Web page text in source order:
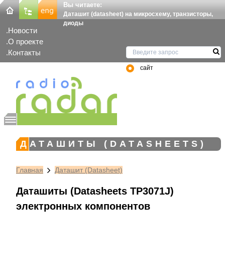
Вы читаете:
Даташит (datasheet) на микросхему, транзисторы,
диоды
Новости
О проекте
Контакты
сайт
ДАТАШИТЫ (DATASHEETS)
Главная Даташит (Datasheet)
Даташиты (Datasheets TP3071J)
электронных компонентов